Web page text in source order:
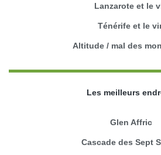
Lanzarote et le
Ténérife et le
Altitude / mal des
Les meilleurs
Glen Affric
Cascade des Sept